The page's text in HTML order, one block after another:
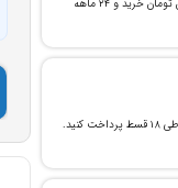
اعتبار بانکی اسنپ‌پی تا ۱۰۰ میلیون تومان خرید و ۲۴ ماهه